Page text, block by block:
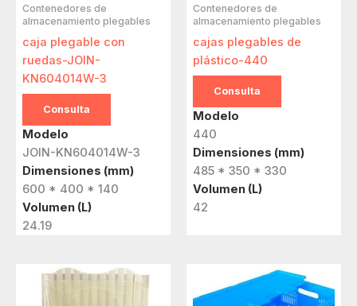
Contenedores de
almacenamiento plegables
caja plegable con
ruedas-JOIN-
KN604014W-3
Consulta
Modelo
JOIN-KN604014W-3
Dimensiones (mm)
600 * 400 * 140
Volumen (L)
24.19
Contenedores de
almacenamiento plegables
cajas plegables de
plástico-440
Consulta
Modelo
440
Dimensiones (mm)
485 * 350 * 330
Volumen (L)
42